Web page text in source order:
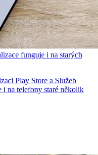
funguje i na starých
Play Store a Služeb
i na telefony staré několik